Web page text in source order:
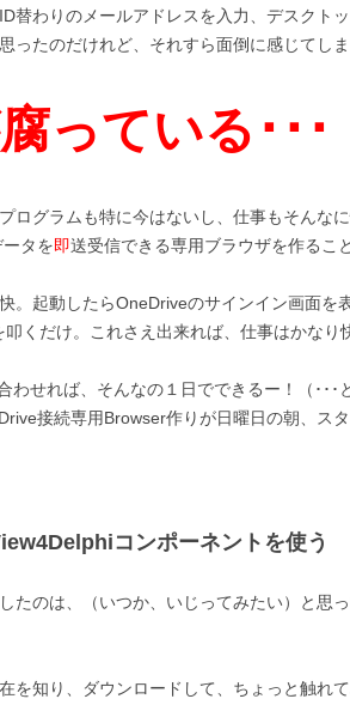
替わりのメールアドレスを入力、デスクト
ったのだけれど、それすら面倒に感じてし
っている･･･
ログラムも特に今はないし、仕事もそんな
タを即送受信できる専用ブラウザを作るこ
。起動したらOneDriveのサインイン画面を
くだけ。これさえ出来れば、仕事はかなり
わせれば、そんなの１日でできるー！（･･･
接続専用Browser作りが日曜日の朝、スタ
コンポーネントを使う
たのは、（いつか、いじってみたい）と思
を知り、ダウンロードして、ちょっと触れ